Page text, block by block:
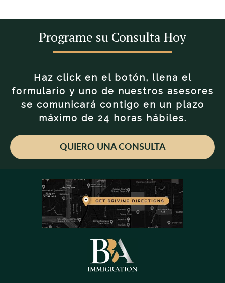
Programe su Consulta Hoy
Haz click en el botón, llena el
formulario y uno de nuestros asesores
se comunicará contigo en un plazo
máximo de 24 horas hábiles.
QUIERO UNA CONSULTA